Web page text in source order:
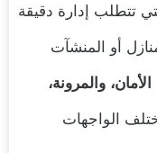
تتطلب إدارة دقيقة
أو المنشآت
الأمان، والمرونة،
الواجهات